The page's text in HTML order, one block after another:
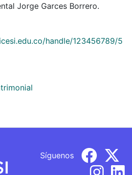
Jorge Garces Borrero.
handle/123456789/5
Síguenos